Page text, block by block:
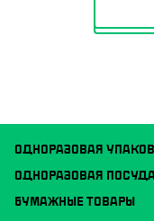
ОДНОРАЗОВАЯ
ОДНОРАЗОВАЯ ПОСУДА
БУМАЖНЫЕ ТОВАРЫ